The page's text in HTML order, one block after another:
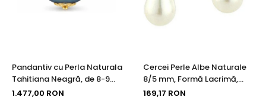
Pandantiv cu Perla Naturala
Tahitiana Neagră, de 8-9
mm si Aur de 14k
1.477,00 RON
Cercei Perle Albe Naturale
8/5 mm, Formă Lacrimă,
Tortiță Închisă, Argint 925 |
169,17 RON